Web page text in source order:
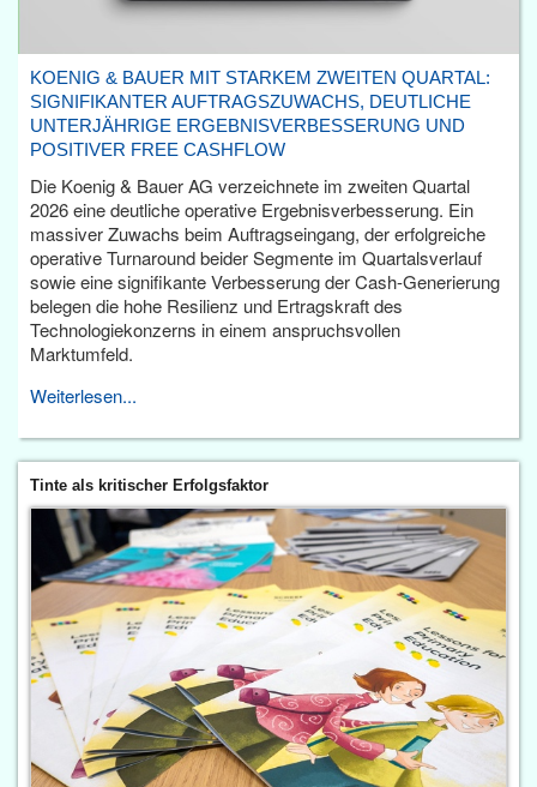
KOENIG & BAUER MIT STARKEM ZWEITEN QUARTAL:
SIGNIFIKANTER AUFTRAGSZUWACHS, DEUTLICHE
UNTERJÄHRIGE ERGEBNISVERBESSERUNG UND
POSITIVER FREE CASHFLOW
Die Koenig & Bauer AG verzeichnete im zweiten Quartal
2026 eine deutliche operative Ergebnisverbesserung. Ein
massiver Zuwachs beim Auftragseingang, der erfolgreiche
operative Turnaround beider Segmente im Quartalsverlauf
sowie eine signifikante Verbesserung der Cash-Generierung
belegen die hohe Resilienz und Ertragskraft des
Technologiekonzerns in einem anspruchsvollen
Marktumfeld.
Weiterlesen...
Tinte als kritischer Erfolgsfaktor